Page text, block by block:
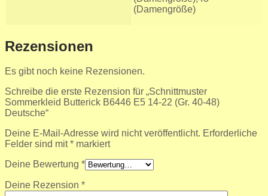
(Damengröße)
Rezensionen
Es gibt noch keine Rezensionen.
Schreibe die erste Rezension für „Schnittmuster
Sommerkleid Butterick B6446 E5 14-22 (Gr. 40-48)
Deutsche“
Deine E-Mail-Adresse wird nicht veröffentlicht. Erforderliche
Felder sind mit* markiert
Deine Bewertung *
Deine Rezension *